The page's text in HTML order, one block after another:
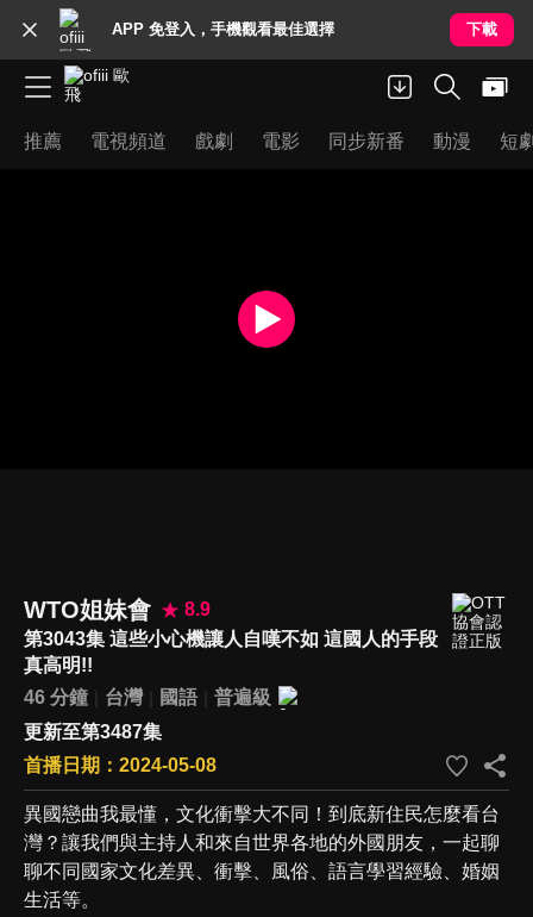
APP 免登入，手機觀看最佳選擇 下載
推薦 電視頻道 戲劇 電影 同步新番 動漫 短
WTO姐妹會
8.9
第3043集 這些小心機讓人自嘆不如 這國人的手段
真高明!!
46 分鐘
台灣 國語
普遍級
更新至第3487集
首播日期：2024-05-08
異國戀曲我最懂，文化衝擊大不同！到底新住民怎麼看台
灣？讓我們與主持人和來自世界各地的外國朋友，一起聊
聊不同國家文化差異、衝擊、風俗、語言學習經驗、婚姻
生活等。